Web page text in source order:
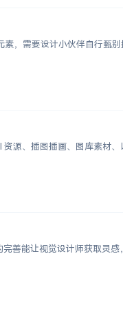
，需要设计小伙伴自行甄别
源、插图插画、图库素材
善能让视觉设计师获取灵感